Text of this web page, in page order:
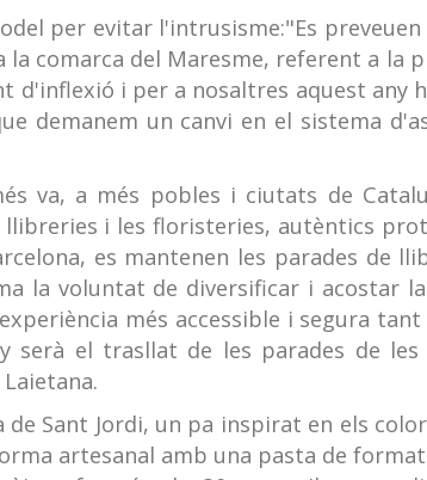
per evitar l'intrusisme:"Es
comarca del Maresme, referent a la
i per a nosaltres aquest any
demanem un canvi en el sistema
va, a més pobles i ciutats de
i les floristeries, autèntics
es mantenen les parades de
la voluntat de diversificar i acostar
més accessible i segura
serà el trasllat de les parades de les
Sant Jordi, un pa inspirat en els
artesanal amb una pasta de